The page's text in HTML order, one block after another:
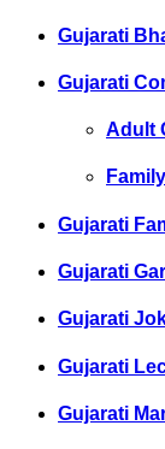
Gujarati
Gujarati
Adult
Gujarati
Gujarati
Gujarati
Gujarati
Gujarati